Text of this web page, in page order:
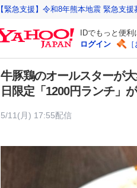
【緊急支援】令和8年熊本地震 緊急支
IDでもっと便利
ログイン
牛豚鶏のオールスターが
日限定「1200円ランチ」
5/11(月) 17:55配信